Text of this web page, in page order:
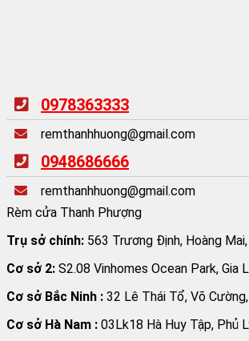
0978363333
remthanhhuong@gmail.com
0948686666
remthanhhuong@gmail.com
Rèm cửa Thanh Phượng
Trụ sở chính: 563 Trương Định, Hoàng
Cơ sở 2: S2.08 Vinhomes Ocean Park, Gia
Cơ sở Bắc Ninh : 32 Lê Thái Tổ, Võ
Cơ sở Hà Nam : 03Lk18 Hà Huy Tập, Phủ